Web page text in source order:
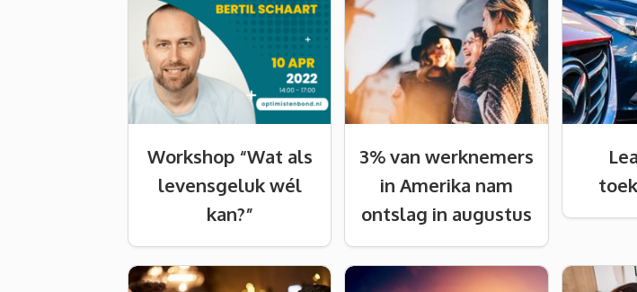
Workshop “Wat als
levensgeluk wél
kan?”
3% van werknemers
in Amerika nam
ontslag in augustus